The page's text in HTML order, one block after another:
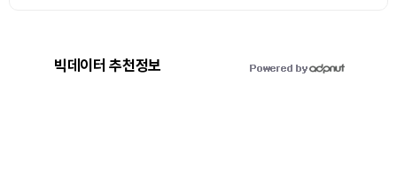
빅데이터 추천정보